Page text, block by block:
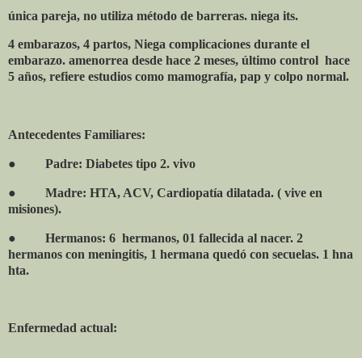
única pareja, no utiliza método de barreras. niega its.
4 embarazos, 4 partos, Niega complicaciones durante el
embarazo. amenorrea desde hace 2 meses, último control hace
5 años, refiere estudios como mamografía, pap y colpo normal.
Antecedentes Familiares:
● Padre: Diabetes tipo 2. vivo
●
Madre: HTA, ACV, Cardiopatía dilatada. ( vive en
misiones).
● Hermanos: 6 hermanos, 01 fallecida al nacer. 2
hermanos con meningitis, 1 hermana quedó con secuelas. 1 hna
hta.
Enfermedad actual: